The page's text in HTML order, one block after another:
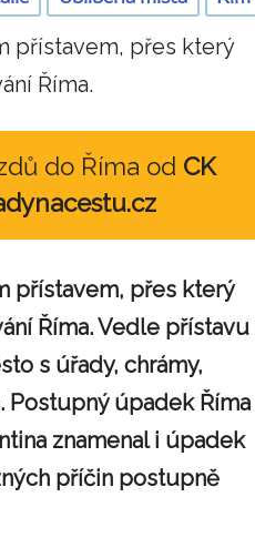
přístavem, přes který
Říma.
do Říma od CK
přístavem, přes který
Říma. Vedle přístavu
s úřady, chrámy,
Postupný úpadek Říma
znamenal i úpadek
příčin postupně